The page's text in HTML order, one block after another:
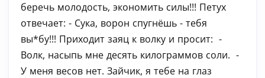
беречь молодость, экономить силы!!! Петух
отвечает: - Сука, ворон спугнёшь - тебя
вы*бу!!! Приходит заяц к волку и просит: -
Волк, насыпь мне десять килограммов соли. -
У меня весов нет. Зайчик, я тебе на глаз